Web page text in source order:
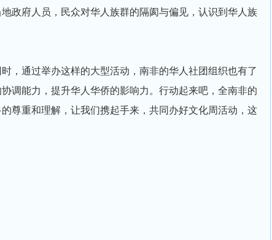
政府人员，民众对华人族群的隔阂与偏见，认识到华人族
，通过举办这样的大型活动，南非的华人社团组织也有了
调能力，提升华人华侨的影响力。行动起来吧，全南非的
尊重和理解，让我们携起手来，共同办好文化周活动，这